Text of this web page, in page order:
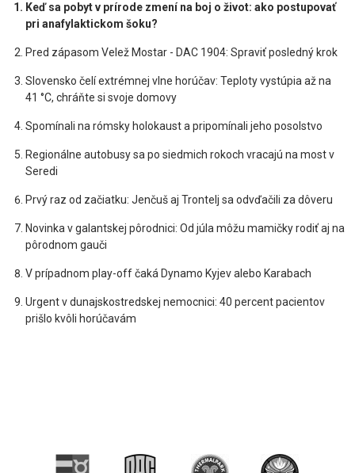
Keď sa pobyt v prírode zmení na boj o život: ako postupovať
pri anafylaktickom šoku?
Pred zápasom Velež Mostar - DAC 1904: Spraviť posledný krok
Slovensko čelí extrémnej vlne horúčav: Teploty vystúpia až na
41 °C, chráňte si svoje domovy
Spomínali na rómsky holokaust a pripomínali jeho posolstvo
Regionálne autobusy sa po siedmich rokoch vracajú na most v
Seredi
Prvý raz od začiatku: Jenčuš aj Trontelj sa odvďačili za dôveru
Novinka v galantskej pôrodnici: Od júla môžu mamičky rodiť aj na
pôrodnom gauči
V prípadnom play-off čaká Dynamo Kyjev alebo Karabach
Urgent v dunajskostredskej nemocnici: 40 percent pacientov
prišlo kvôli horúčavám